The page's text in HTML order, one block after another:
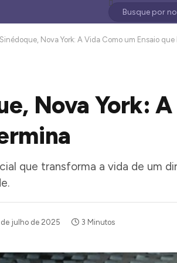
Sinédoque, Nova York: A Vida Como um Ensaio
Nova York:
que transforma a vida de um
julho de 2025 3 Minutos